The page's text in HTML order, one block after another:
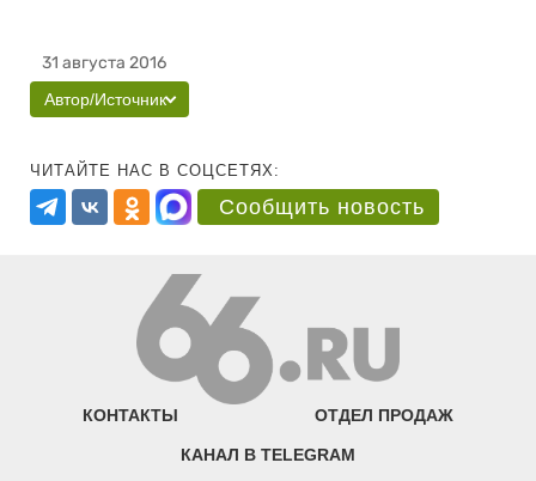
31 августа 2016
Автор/Источник
ЧИТАЙТЕ НАС В СОЦСЕТЯХ:
Сообщить новость
КОНТАКТЫ ОТДЕЛ ПРОДАЖ
КАНАЛ В TELEGRAM